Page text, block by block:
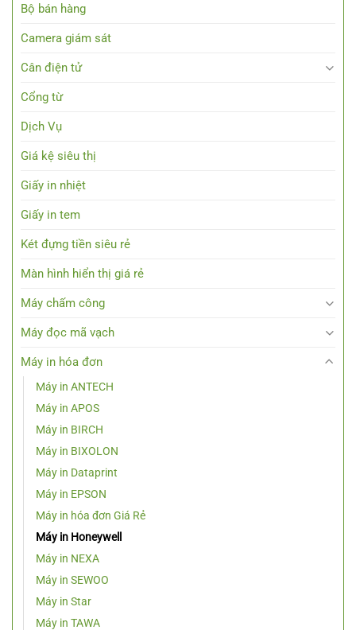
Bộ bán hàng
Camera giám sát
Cân điện tử
Cổng từ
Dịch Vụ
Giá kệ siêu thị
Giấy in nhiệt
Giấy in tem
Két đựng tiền siêu rẻ
Màn hình hiển thị giá rẻ
Máy chấm công
Máy đọc mã vạch
Máy in hóa đơn
Máy in ANTECH
Máy in APOS
Máy in BIRCH
Máy in BIXOLON
Máy in Dataprint
Máy in EPSON
Máy in hóa đơn Giá Rẻ
Máy in Honeywell
Máy in NEXA
Máy in SEWOO
Máy in Star
Máy in TAWA